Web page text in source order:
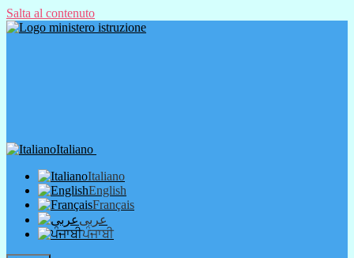
Salta al contenuto
Italiano
Italiano
English
Français
عربى
ਪੰਜਾਬੀ